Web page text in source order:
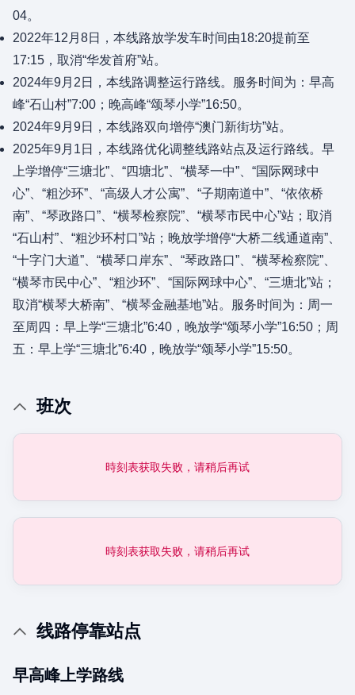
04。
2022年12月8日，本线路放学发车时间由18:20提前至
17:15，取消“华发首府”站。
2024年9月2日，本线路调整运行路线。服务时间为：早高
峰“石山村”7:00；晚高峰“颂琴小学”16:50。
2024年9月9日，本线路双向增停“澳门新街坊”站。
2025年9月1日，本线路优化调整线路站点及运行路线。早
上学增停“三塘北”、“四塘北”、“横琴一中”、“国际网球中
心”、“粗沙环”、“高级人才公寓”、“子期南道中”、“依依桥
南”、“琴政路口”、“横琴检察院”、“横琴市民中心”站；取消
“石山村”、“粗沙环村口”站；晚放学增停“大桥二线通道南”、
“十字门大道”、“横琴口岸东”、“琴政路口”、“横琴检察院”、
“横琴市民中心”、“粗沙环”、“国际网球中心”、“三塘北”站；
取消“横琴大桥南”、“横琴金融基地”站。服务时间为：周一
至周四：早上学“三塘北”6:40，晚放学“颂琴小学”16:50；周
五：早上学“三塘北”6:40，晚放学“颂琴小学”15:50。
班次
時刻表获取失败，请稍后再试
時刻表获取失败，请稍后再试
线路停靠站点
早高峰上学路线